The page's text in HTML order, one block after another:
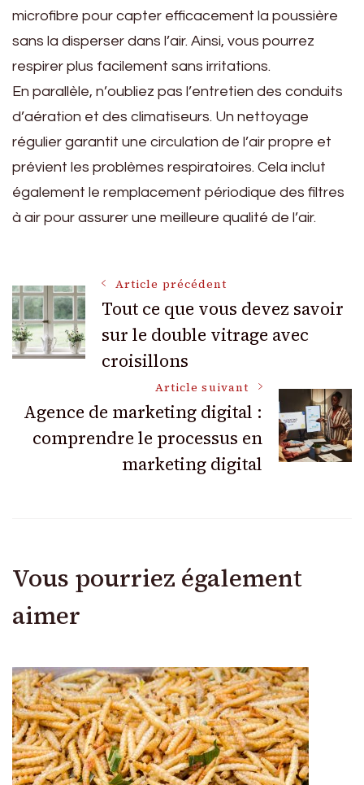
microfibre pour capter efficacement la poussière
sans la disperser dans l’air. Ainsi, vous pourrez
respirer plus facilement sans irritations.
En parallèle, n’oubliez pas l’entretien des conduits
d’aération et des climatiseurs. Un nettoyage
régulier garantit une circulation de l’air propre et
prévient les problèmes respiratoires. Cela inclut
également le remplacement périodique des filtres
à air pour assurer une meilleure qualité de l’air.
Navigation
des
articles
Article précédent
Tout ce que vous devez savoir
sur le double vitrage avec
croisillons
Article suivant
Agence de marketing digital :
comprendre le processus en
marketing digital
Vous pourriez également
aimer